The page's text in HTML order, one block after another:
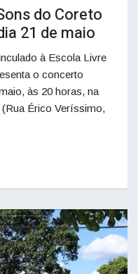
do Coreto
21 de maio
à Escola Livre
o concerto
às 20 horas, na
Érico Veríssimo,